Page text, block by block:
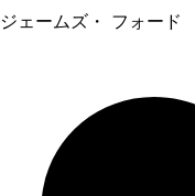
ジェームズ・ フォード